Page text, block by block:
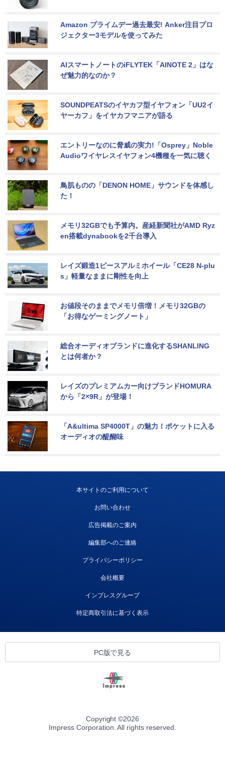
Amazon プライムデー過去最安! Anker注目プロ
ジェクター3モデルを使ってみた
AIスマートノートのiFLYTEK「AINOTE 2」はな
ぜ魅力的なのか？
SOUNDPEATSのイヤカフ型イヤフォン「UU2イ
ヤーカフ」をイヤカフマニアが語る
エントリーなのに脅威の実力!「Osprey」Noble
Audioワイヤレスイヤフォン4機種を一気に聴く
鳥肌ものの「DENON HOME」サウンドを体感し
た！
メモリ32GBでも予算内。産経新聞社がAMD Ryz
en搭載dynabookを2千台導入
レイズ鍛造1ピースアルミホイール「CE28 N-plu
s」軽量なままに剛性を向上
お値段そのままでメモリ倍増！メモリ32GBの
「お得なゲーミングノート」
総合オーディオブランドに進化するSHANLING
とは何者か？
レイズのプレミアムカー向けブランドHOMURA
から「2×9R」が登場！
「A&ultima SP4000T」の魅力！ポケットに入る
オーディオの醍醐味
本サイトのご利用について
お問い合わせ
広告掲載のご案内
編集部へのご連絡
プライバシーポリシー
会社概要
インプレスグループ
特定商取引法に基づく表示
PC版で見る
Copyright ©2026
Impress Corporation. All rights reserved.